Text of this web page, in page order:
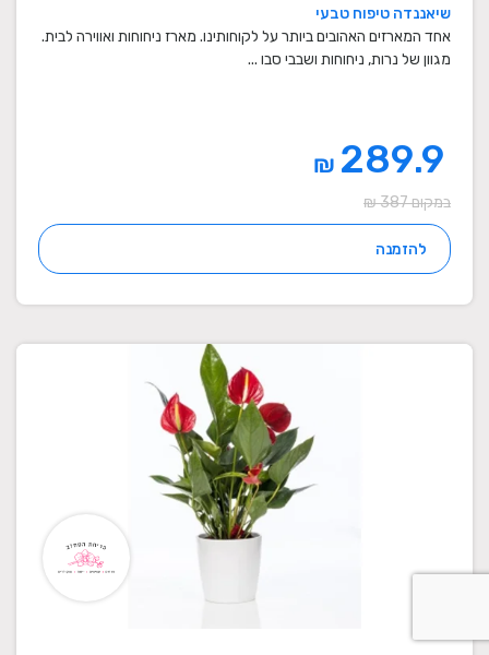
שיאננדה טיפוח טבעי
אחד המארזים האהובים ביותר על לקוחותינו. מארז ניחוחות ואווירה לבית.
מגוון של נרות, ניחוחות ושבבי סבו ...
289.9
₪
במקום 387 ₪
להזמנה